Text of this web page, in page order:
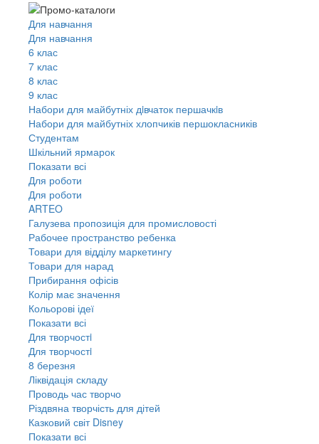
Для навчання
Для навчання
6 клас
7 клас
8 клас
9 клас
Набори для майбутніх дiвчаток першачкiв
Набори для майбутніх хлопчиків першокласників
Студентам
Шкільний ярмарок
Показати всі
Для роботи
Для роботи
ARTEO
Галузева пропозиція для промисловості
Рабочее пространство ребенка
Товари для відділу маркетингу
Товари для нарад
Прибирання офісів
Колір має значення
Кольорові ідеї
Показати всі
Для творчостi
Для творчостi
8 березня
Ліквідація складу
Проводь час творчо
Різдвяна творчість для дітей
Казковий світ Disney
Показати всі